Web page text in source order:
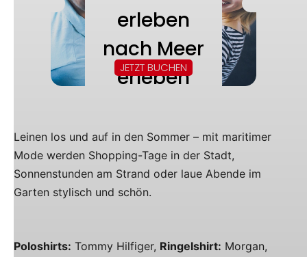
Leinen los und auf in den Sommer – mit maritimer
Mode werden Shopping-Tage in der Stadt,
Sonnenstunden am Strand oder laue Abende im
Garten stylisch und schön.
Poloshirts: Tommy Hilfiger, Ringelshirt: Morgan,